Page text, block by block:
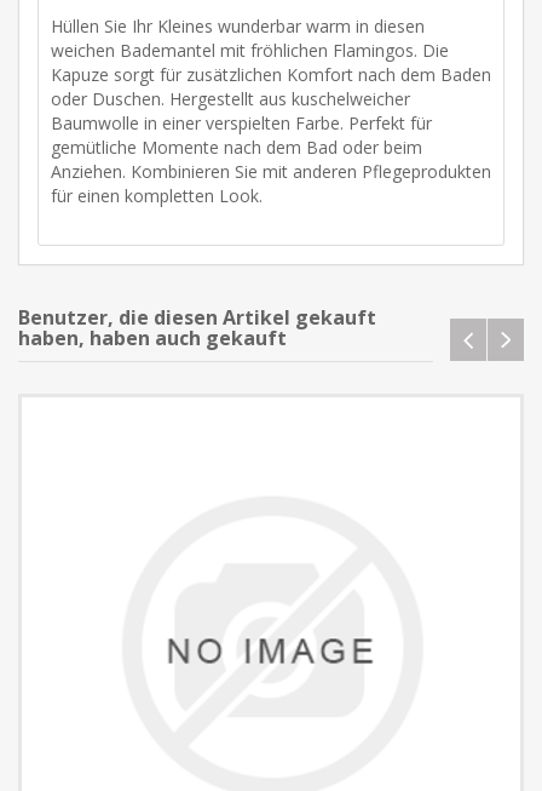
Hüllen Sie Ihr Kleines wunderbar warm in diesen
weichen Bademantel mit fröhlichen Flamingos. Die
Kapuze sorgt für zusätzlichen Komfort nach dem Baden
oder Duschen. Hergestellt aus kuschelweicher
Baumwolle in einer verspielten Farbe. Perfekt für
gemütliche Momente nach dem Bad oder beim
Anziehen. Kombinieren Sie mit anderen Pflegeprodukten
für einen kompletten Look.
Benutzer, die diesen Artikel gekauft
haben, haben auch gekauft